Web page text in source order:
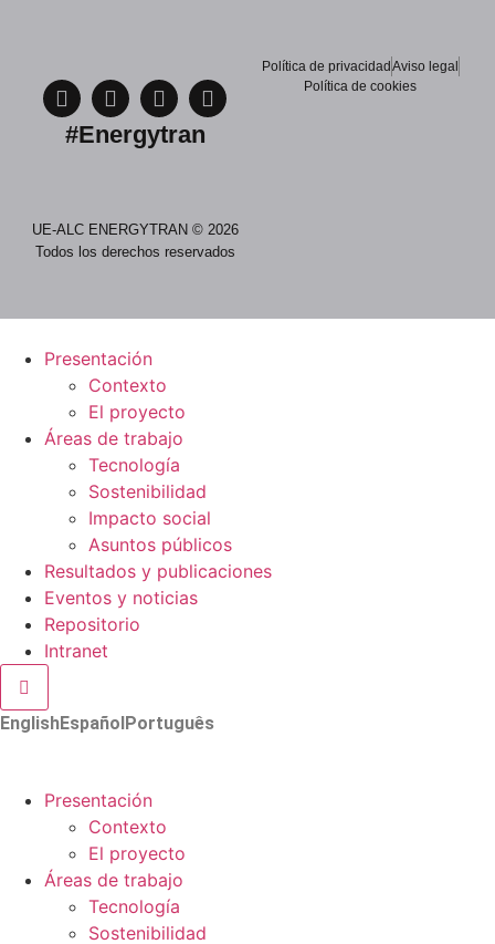
#Energytran
UE-ALC ENERGYTRAN © 2026
Todos los derechos reservados
Política de privacidad Aviso legal
Política de cookies
Presentación
Contexto
El proyecto
Áreas de trabajo
Tecnología
Sostenibilidad
Impacto social
Asuntos públicos
Resultados y publicaciones
Eventos y noticias
Repositorio
Intranet
Menú conmutador hamburguesa
EnglishEspañolPortuguês
Presentación
Contexto
El proyecto
Áreas de trabajo
Tecnología
Sostenibilidad